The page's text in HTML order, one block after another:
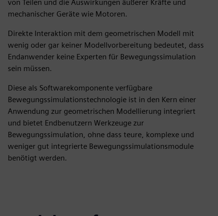
von Teilen und die Auswirkungen äußerer Kräfte und
mechanischer Geräte wie Motoren.
Direkte Interaktion mit dem geometrischen Modell mit
wenig oder gar keiner Modellvorbereitung bedeutet, dass
Endanwender keine Experten für Bewegungssimulation
sein müssen.
Diese als Softwarekomponente verfügbare
Bewegungssimulationstechnologie ist in den Kern einer
Anwendung zur geometrischen Modellierung integriert
und bietet Endbenutzern Werkzeuge zur
Bewegungssimulation, ohne dass teure, komplexe und
weniger gut integrierte Bewegungssimulationsmodule
benötigt werden.